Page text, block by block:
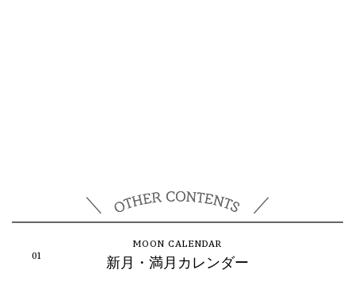
新月・満月カレンダー